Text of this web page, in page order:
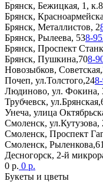
Брянск, Бежицкая, 1, к.8
Брянск,
Брянск, Металлистов, 2
Брянск, Рылеева, 538-
Брянск, Проспект
Брянск, Пушкина,708-
Новозыбков,
Почеп, ул.Толстого,24
Людиново, ул. Фокина,
Трубчевск,
Унеча, улица
Смоленск, ул.Кутузова,
Смоленск, Проспект
Смоленск,
Десногорск, 2-й
0 р. 0 р.
Букеты и цветы